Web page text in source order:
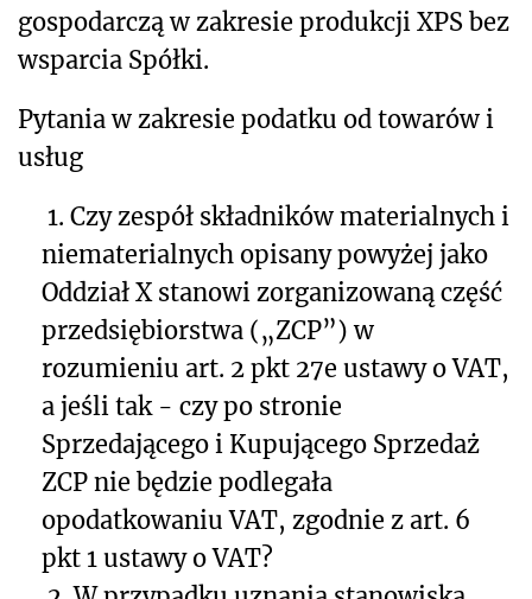
gospodarczą w zakresie produkcji XPS bez
wsparcia Spółki.
Pytania w zakresie podatku od towarów i
usług
1. Czy zespół składników materialnych i
niematerialnych opisany powyżej jako
Oddział X stanowi zorganizowaną część
przedsiębiorstwa („ZCP”) w
rozumieniu art. 2 pkt 27e ustawy o VAT,
a jeśli tak - czy po stronie
Sprzedającego i Kupującego Sprzedaż
ZCP nie będzie podlegała
opodatkowaniu VAT, zgodnie z art. 6
pkt 1 ustawy o VAT?